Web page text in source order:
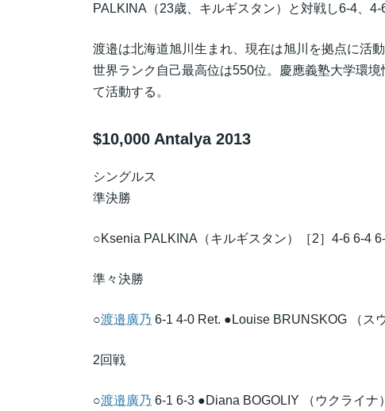
PALKINA（23歳、キルギスタン）と対戦し6-4、
渡邉は北海道旭川生まれ、現在は旭川を拠点に活
世界ランク自己最高位は550位。慶應義塾大学環
て活動する。
$10,000 Antalya 2013
シングルス
準決勝
○Ksenia PALKINA（キルギスタン）［2］4-6 6-4
準々決勝
○渡邉廣乃 6-1 4-0 Ret. ●Louise BRUNSKOG （ス
2回戦
○渡邉廣乃 6-1 6-3 ●Diana BOGOLIY （ウクライナ）